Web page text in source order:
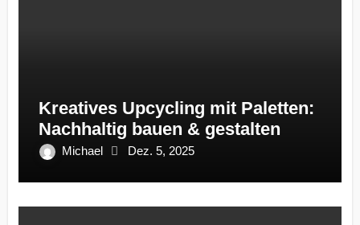
Kreatives Upcycling mit Paletten:
Nachhaltig bauen & gestalten
Michael Dez. 5, 2025